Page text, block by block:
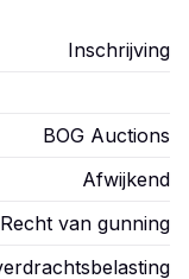
Inschrijving
BOG Auctions
Afwijkend
Recht van gunning